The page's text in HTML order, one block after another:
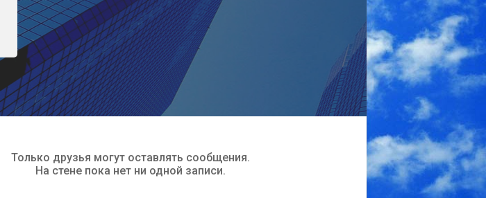
Только друзья могут оставлять сообщения.
На стене пока нет ни одной записи.